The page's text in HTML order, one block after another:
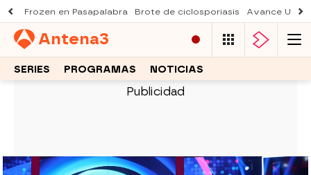
Frozen en Pasapalabra Brote de ciclosporiasis Avance Una
Antena3
SERIES PROGRAMAS NOTICIAS
Lolita enseña sus piernas para reivindicar a las madres y